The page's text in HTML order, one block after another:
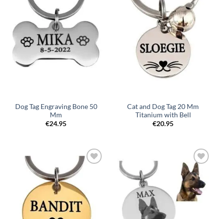
Toevoegen
verlanglijst
Dog Tag Engraving Bone 50
Mm
€24.95
Toevoegen
aan
verlanglijst
Cat and Dog Tag 20 Mm
Titanium with Bell
€20.95
Toevoegen
verlanglijst
Toevoegen
aan
verlanglijst